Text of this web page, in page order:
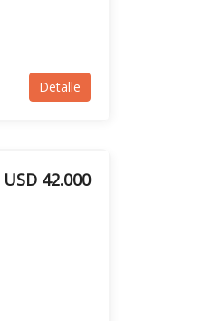
Detalle
USD 42.000